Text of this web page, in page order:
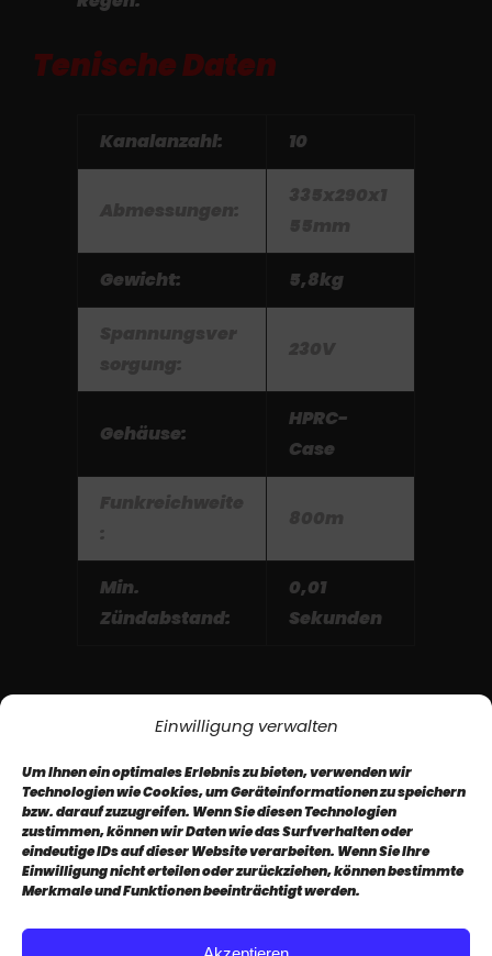
Einwilligung verwalten
Um Ihnen ein optimales Erlebnis zu bieten, verwenden wir
Technologien wie Cookies, um Geräteinformationen zu speichern
bzw. darauf zuzugreifen. Wenn Sie diesen Technologien
zustimmen, können wir Daten wie das Surfverhalten oder
eindeutige IDs auf dieser Website verarbeiten. Wenn Sie Ihre
Einwilligung nicht erteilen oder zurückziehen, können bestimmte
Merkmale und Funktionen beeinträchtigt werden.
Tenische Daten
Kanalanzahl: 10
Gewicht: 5,8kg
Gehäuse:
HPRC-
Case
Min.
Zündabstand:
0,01
Sekunden
Impressum AGB
Datenschutz
Newsletter